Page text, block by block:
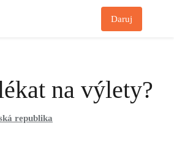
Daruj
na výlety?
republika